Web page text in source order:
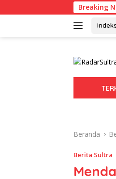
ke
Breaking
Beranda
Berita Sultra